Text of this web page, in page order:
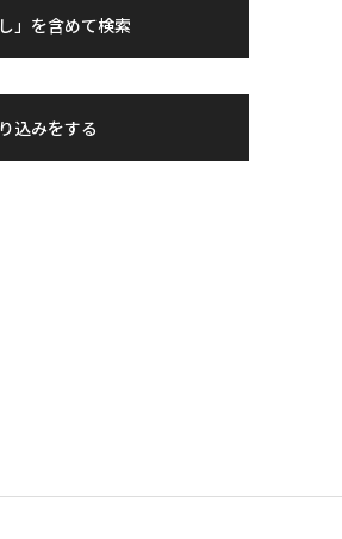
」を含めて検索
込みをする